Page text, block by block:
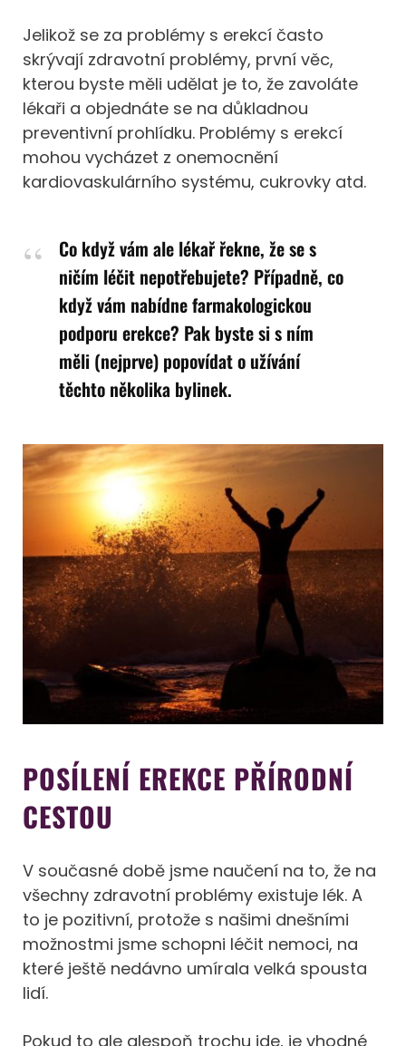
Jelikož se za problémy s erekcí často
skrývají zdravotní problémy, první věc,
kterou byste měli udělat je to, že zavoláte
lékaři a objednáte se na důkladnou
preventivní prohlídku. Problémy s erekcí
mohou vycházet z onemocnění
kardiovaskulárního systému, cukrovky atd.
Co když vám ale lékař řekne, že se s
ničím léčit nepotřebujete? Případně, co
když vám nabídne farmakologickou
podporu erekce? Pak byste si s ním
měli (nejprve) popovídat o užívání
těchto několika bylinek.
POSÍLENÍ EREKCE PŘÍRODNÍ
CESTOU
V současné době jsme naučení na to, že na
všechny zdravotní problémy existuje lék. A
to je pozitivní, protože s našimi dnešními
možnostmi jsme schopni léčit nemoci, na
které ještě nedávno umírala velká spousta
lidí.
Pokud to ale alespoň trochu jde, je vhodné